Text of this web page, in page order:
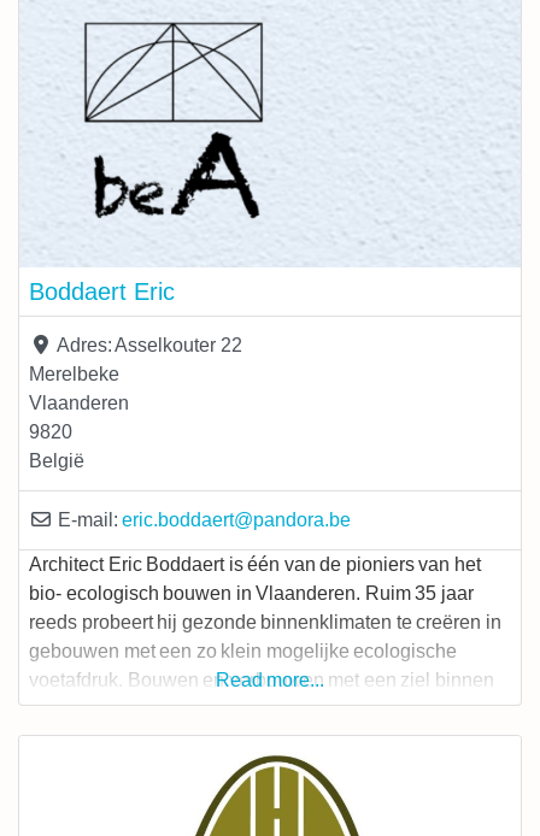
zin van het woord. Onze projecten gaan van
Boddaert Eric
Adres:Asselkouter 22
Merelbeke
Vlaanderen
9820
België
E-mail: eric.boddaert@pandora.be
Architect Eric Boddaert is één van de pioniers van het
bio- ecologisch bouwen in Vlaanderen. Ruim 35 jaar
reeds probeert hij gezonde binnenklimaten te creëren in
gebouwen met een zo klein mogelijke ecologische
voetafdruk. Bouwen en verbouwen met een ziel binnen
het gestelde budget mét respect voor de wensen van de
opdrachtgever. Een tijdloze stijl op diverse
constructiewijzen: traditioneel in
Read more...